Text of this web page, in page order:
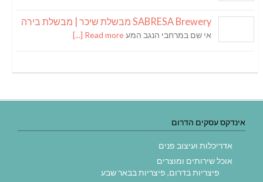
SABRESA Brewery מבשלת שיכר | מבשלת בירה
אי שם במרחבי הנגב המעRead more [...]
אינדקס עסקים הדרום
אדריכלות ועיצוב פנים
אוכל שירותים ומוצרים
פיצריות בדרום, פיצריות בבאר שבע